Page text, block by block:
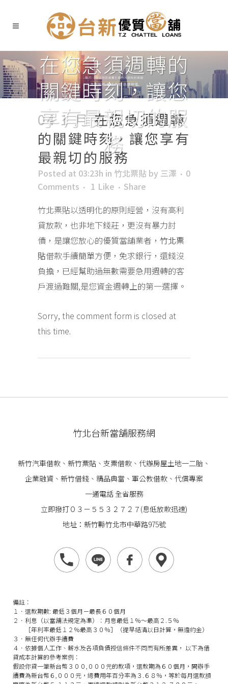
在您急須週轉的
關鍵時刻，讓您
享有最親切的服
務
04 1 月在您急須週轉
的關鍵時刻，讓您享有
最親切的服務
Posted at 03:23h in 竹北票貼 by 三澤
0
Comments
1 Like
Share
竹北票貼以透明化的原則經營，沒有高利
貸放款，也非地下錢莊，更沒有暴力討
債，是讓您放心的優質當舖業者， 竹北票
貼借款手續簡單方便，免求銀行，還錢沒
負擔，已經幫助過無數需要急用週轉的客
戶渡過難關,是您資金週轉上的第一選擇。
Sorry, the comment form is closed at
this time.
竹北台新當舖服務網
新竹汽車借款 、 新竹票貼 、支票借款、代辦房屋土地一二胎、
企業融資 、 新竹借錢 、精品典當、軍公教借款、代償專案
一通電話 全省服務
立即撥打０３－５５３２７２７(息低放款迅速)
地址：新竹縣竹北市中華路975號
備註：
１．還款期數: 最低３個月－最長６０個月
２．利息（以當舖法規定為準）：月息最低１％～最高２.５％
［年利率最低１２％最高３０％］（提早結清以日計算，無違約金）
３．無任何代辦手續費
４．依據個人工作、薪水及各項負債授信條件不同而有所差異， 以下為借
貸成本計算的參考案例：
假設你貸一筆新台幣３００,０００元的款項，還款期為６０個月，開辦手
續費為新台幣６,０００元，總費用年百分率為３.６８％，等於每月還款額